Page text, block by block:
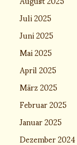
Juli 2025
Juni 2025
Mai 2025
April 2025
März 2025
Februar 2025
Januar 2025
Dezember 2024